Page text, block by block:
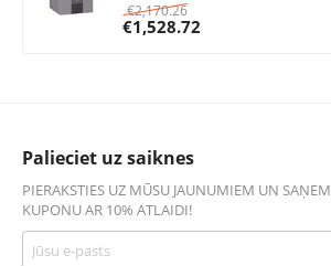
€2,170.26
€1,528.72
Palieciet uz saiknes
PIERAKSTIES UZ MŪSU JAUNUMIEM UN SAŅEM
KUPONU AR 10% ATLAIDI!